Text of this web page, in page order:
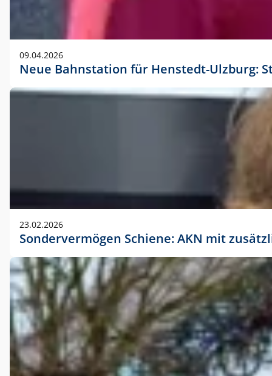
09.04.2026
Neue Bahnstation für Henstedt-Ulzburg:
23.02.2026
Sondervermögen Schiene: AKN mit